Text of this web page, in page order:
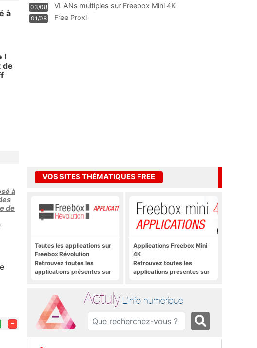
à
!
de
à
de
-
03/08 VLANs multiples sur Freebox Mini 4K
01/08 Free Proxi
VOS SITES THÉMATIQUES FREE
Toutes les applications sur
Freebox Révolution
Retrouvez toutes les
applications présentes sur
Applications Freebox Mini
4K
Retrouvez toutes les
applications présentes sur
Actuly L'info numérique